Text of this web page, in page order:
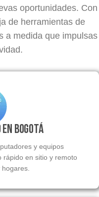
oportunidades. Con
de herramientas de
a medida que impulsas
Bogotá
y equipos
rápido en sitio y remoto